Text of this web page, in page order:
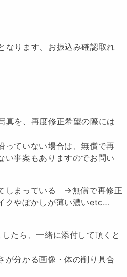
ります、お振込み確認取れ
を、再度修正希望の際には
っていない場合は、無償で再
い事案もありますのでお問い
しまっている →無償で再修正
クやぼかしが薄い濃いetc…
たら、一緒に添付して頂くと
が分かる画像・体の削り具合